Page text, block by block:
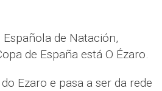
de Natación,
de España está O Ézaro.
Ezaro e pasa a ser da rede